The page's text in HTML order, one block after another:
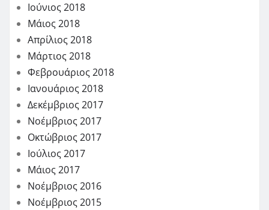
Ιούνιος 2018
Μάιος 2018
Απρίλιος 2018
Μάρτιος 2018
Φεβρουάριος 2018
Ιανουάριος 2018
Δεκέμβριος 2017
Νοέμβριος 2017
Οκτώβριος 2017
Ιούλιος 2017
Μάιος 2017
Νοέμβριος 2016
Νοέμβριος 2015